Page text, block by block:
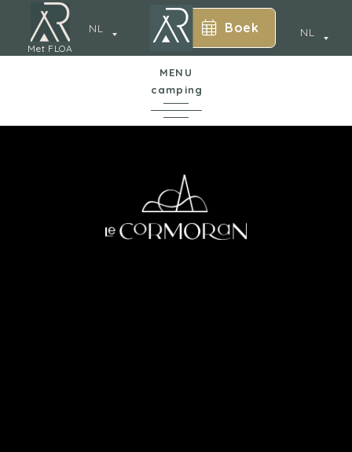
NL
Met FLOA
NL Boek
MENU
camping
De camping
Waterpark